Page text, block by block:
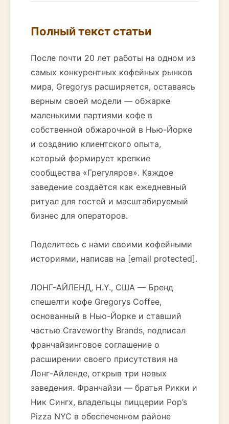
Полный текст статьи
После почти 20 лет работы на одном из
самых конкурентных кофейных рынков
мира, Gregorys расширяется, оставаясь
верным своей модели — обжарке
маленькими партиями кофе в
собственной обжарочной в Нью-Йорке
и созданию клиентского опыта,
который формирует крепкие
сообщества «Грегуляров». Каждое
заведение создаётся как ежедневный
ритуал для гостей и масштабируемый
бизнес для операторов.
Поделитесь с нами своими кофейными
историями, написав на [email protected].
ЛОНГ-АЙЛЕНД, Н.Y., США — Бренд
спешелти кофе Gregorys Coffee,
основанный в Нью-Йорке и ставший
частью Craveworthy Brands, подписал
франчайзинговое соглашение о
расширении своего присутствия на
Лонг-Айленде, открыв три новых
заведения. Франчайзи — братья Рикки и
Ник Сингх, владельцы пиццерии Pop’s
Pizza NYC в обеспеченном районе